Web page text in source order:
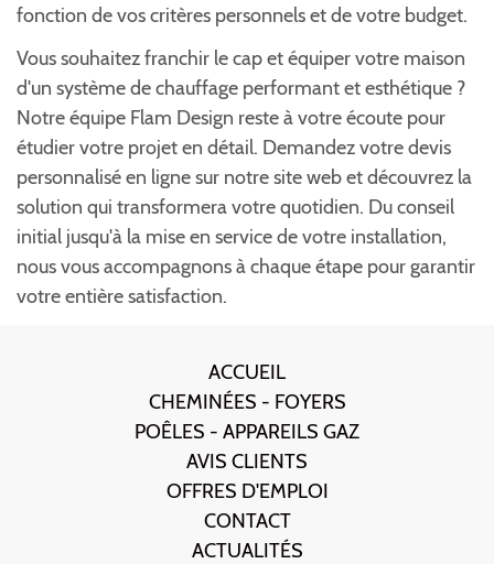
fonction de vos critères personnels et de votre budget.
Vous souhaitez franchir le cap et équiper votre maison
d'un système de chauffage performant et esthétique ?
Notre équipe Flam Design reste à votre écoute pour
étudier votre projet en détail. Demandez votre devis
personnalisé en ligne sur notre site web et découvrez la
solution qui transformera votre quotidien. Du conseil
initial jusqu'à la mise en service de votre installation,
nous vous accompagnons à chaque étape pour garantir
votre entière satisfaction.
ACCUEIL
CHEMINÉES - FOYERS
POÊLES - APPAREILS GAZ
AVIS CLIENTS
OFFRES D'EMPLOI
CONTACT
ACTUALITÉS